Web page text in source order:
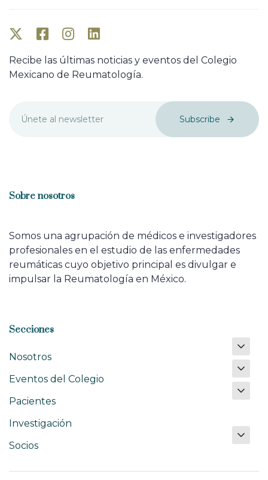
Recibe las últimas noticias y eventos del Colegio
Mexicano de Reumatología.
Subscribe
Sobre nosotros
Somos una agrupación de médicos e investigadores
profesionales en el estudio de las enfermedades
reumáticas cuyo objetivo principal es divulgar e
impulsar la Reumatología en México.
Secciones
Nosotros
Eventos del Colegio
Pacientes
Investigación
Socios